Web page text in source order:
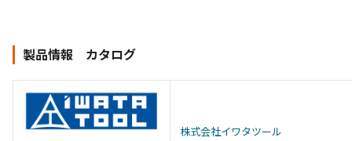
製品情報 カタログ
株式会社イワタツール